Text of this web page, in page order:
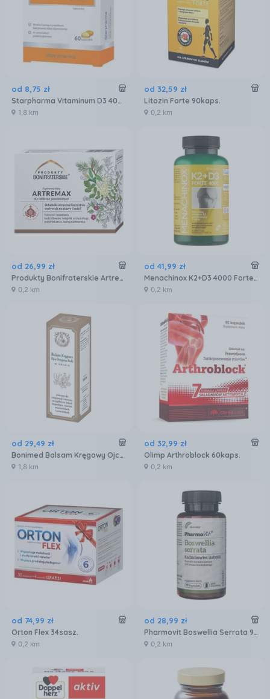
od 8,75 zł
Starpharma Vitaminum D3 4000 j.m. Strong 60kaps.
1,8 km
od 32,59 zł
Litozin Forte 90kaps.
0,2 km
od 26,99 zł
Produkty Bonifraterskie Artremax 60tabl.
0,2 km
od 41,99 zł
Menachinox K2+D3 4000 Forte 90kaps.
0,2 km
od 29,49 zł
Bonimed Balsam Kręgowy Ojca Grzegorza Na Bóle Kręgosłupa I Stawów W Kremie 100ml
1,8 km
od 32,99 zł
Olimp Arthroblock 60kaps.
0,2 km
od 74,99 zł
Orton Flex 34sasz.
0,2 km
od 28,99 zł
Pharmovit Boswellia Serrata 90kaps.
0,2 km